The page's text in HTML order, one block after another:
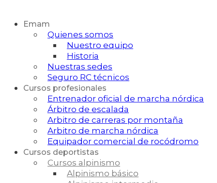
Emam
Quienes somos
Nuestro equipo
Historia
Nuestras sedes
Seguro RC técnicos
Cursos profesionales
Entrenador oficial de marcha nórdica
Árbitro de escalada
Arbitro de carreras por montaña
Arbitro de marcha nórdica
Equipador comercial de rocódromo
Cursos deportistas
Cursos alpinismo
Alpinismo básico